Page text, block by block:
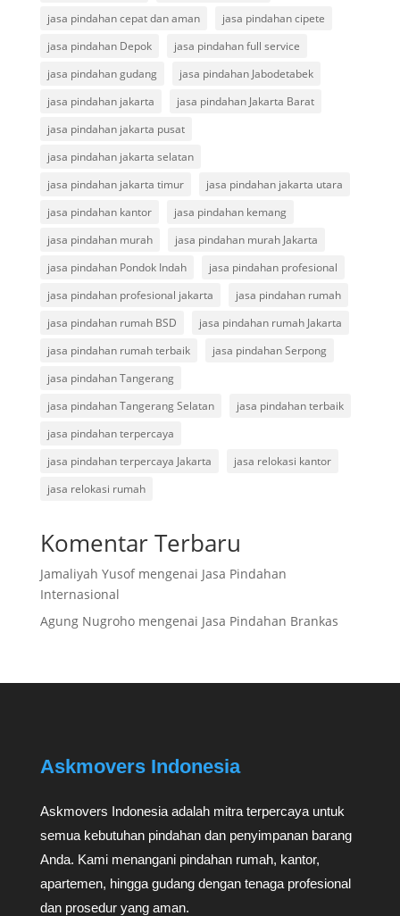
jasa pindahan cepat dan aman
jasa pindahan cipete
jasa pindahan Depok
jasa pindahan full service
jasa pindahan gudang
jasa pindahan Jabodetabek
jasa pindahan jakarta
jasa pindahan Jakarta Barat
jasa pindahan jakarta pusat
jasa pindahan jakarta selatan
jasa pindahan jakarta timur
jasa pindahan jakarta utara
jasa pindahan kantor
jasa pindahan kemang
jasa pindahan murah
jasa pindahan murah Jakarta
jasa pindahan Pondok Indah
jasa pindahan profesional
jasa pindahan profesional jakarta
jasa pindahan rumah
jasa pindahan rumah BSD
jasa pindahan rumah Jakarta
jasa pindahan rumah terbaik
jasa pindahan Serpong
jasa pindahan Tangerang
jasa pindahan Tangerang Selatan
jasa pindahan terbaik
jasa pindahan terpercaya
jasa pindahan terpercaya Jakarta
jasa relokasi kantor
jasa relokasi rumah
Komentar Terbaru
Jamaliyah Yusofmengenai Jasa Pindahan
Internasional
Agung Nugrohomengenai Jasa Pindahan Brankas
Askmovers Indonesia
Askmovers Indonesia adalah mitra terpercaya untuk
semua kebutuhan pindahan dan penyimpanan barang
Anda. Kami menangani pindahan rumah, kantor,
apartemen, hingga gudang dengan tenaga profesional
dan prosedur yang aman.